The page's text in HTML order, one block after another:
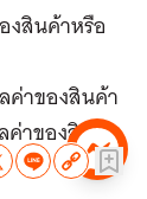
งสินค้าหรือ
าของสินค้า
ค่าของสินค้า